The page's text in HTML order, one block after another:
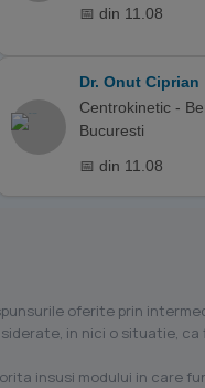
📅 din 11.08
Dr. Onut Ciprian
Centrokinetic -
Bucuresti
📅 din 11.08
oferite prin
in nici o situatie,
insusi modului in care